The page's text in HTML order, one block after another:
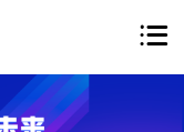
